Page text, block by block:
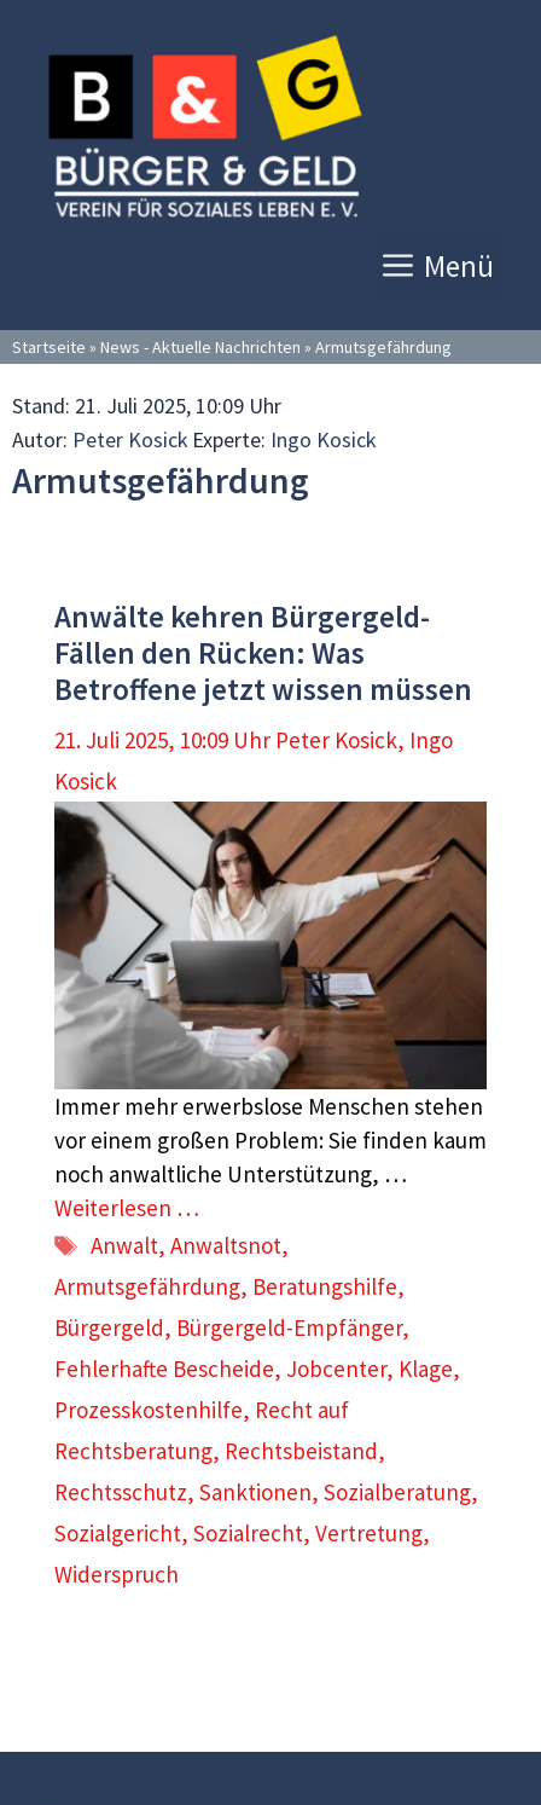
Inhalt
springen
Menü
Startseite » News - Aktuelle Nachrichten » Armutsgefährdung
Stand: 21. Juli 2025, 10:09 Uhr
Autor: Peter Kosick Experte: Ingo Kosick
Armutsgefährdung
Anwälte kehren Bürgergeld-
Fällen den Rücken: Was
Betroffene jetzt wissen müssen
21. Juli 2025, 10:09 Uhr Peter Kosick, Ingo
Kosick
Immer mehr erwerbslose Menschen stehen
vor einem großen Problem: Sie finden kaum
noch anwaltliche Unterstützung, …
Weiterlesen …
Schlagwörter
Anwalt,Anwaltsnot,
Armutsgefährdung, Beratungshilfe,
Bürgergeld, Bürgergeld-Empfänger,
Fehlerhafte Bescheide, Jobcenter, Klage,
Prozesskostenhilfe, Recht auf
Rechtsberatung, Rechtsbeistand,
Rechtsschutz, Sanktionen, Sozialberatung,
Sozialgericht, Sozialrecht, Vertretung,
Widerspruch